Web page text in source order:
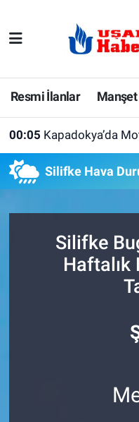
Resmi İlanlar Manşet
00:05 Kapadokya’da Motor Sporları
Silifke Hava
Silifke
Haftalık
E-Gazete
Ekonomi
İlanlar
Köşe Yazarları
Uşak Hava
Uşak Trafik
Haber Arşivi